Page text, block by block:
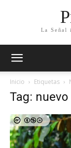
La Señal
Inicio Etiquetas
Tag: